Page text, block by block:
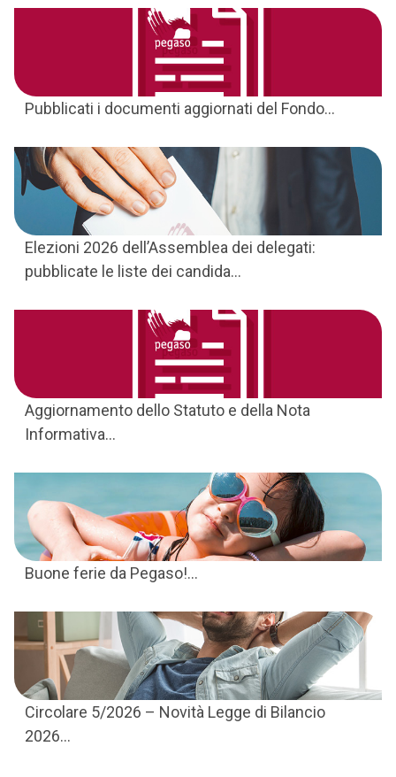
Pubblicati i documenti aggiornati del Fondo...
Elezioni 2026 dell’Assemblea dei delegati:
pubblicate le liste dei candida...
Aggiornamento dello Statuto e della Nota
Informativa...
Buone ferie da Pegaso!...
Circolare 5/2026 – Novità Legge di Bilancio
2026...